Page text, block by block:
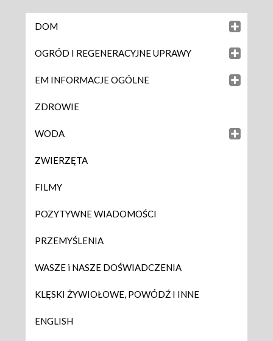
DOM
OGRÓD I REGENERACYJNE UPRAWY
EM INFORMACJE OGÓLNE
ZDROWIE
WODA
ZWIERZĘTA
FILMY
POZYTYWNE WIADOMOŚCI
PRZEMYŚLENIA
WASZE i NASZE DOŚWIADCZENIA
KLĘSKI ŻYWIOŁOWE, POWÓDŹ I INNE
ENGLISH